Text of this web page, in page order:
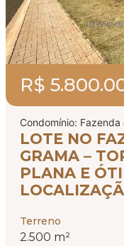
R$
Condomínio: Fazenda
LOTE NO
GRAMA –
PLANA E
Terreno
2.500 m²